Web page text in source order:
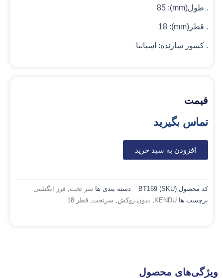
. طول(mm): 85
. قطر(mm): 18
. کشور سازنده: اسپانیا
قیمت
تماس بگیرید
افزودن به سبد خرید
کد محصول (SKU) BT169 دسته بندی ها سر تخت, فرز انگشتی
برچسب ها KENDU
, بدون روکش, سرتخت, قطر 18
ویژگی‌های محصول